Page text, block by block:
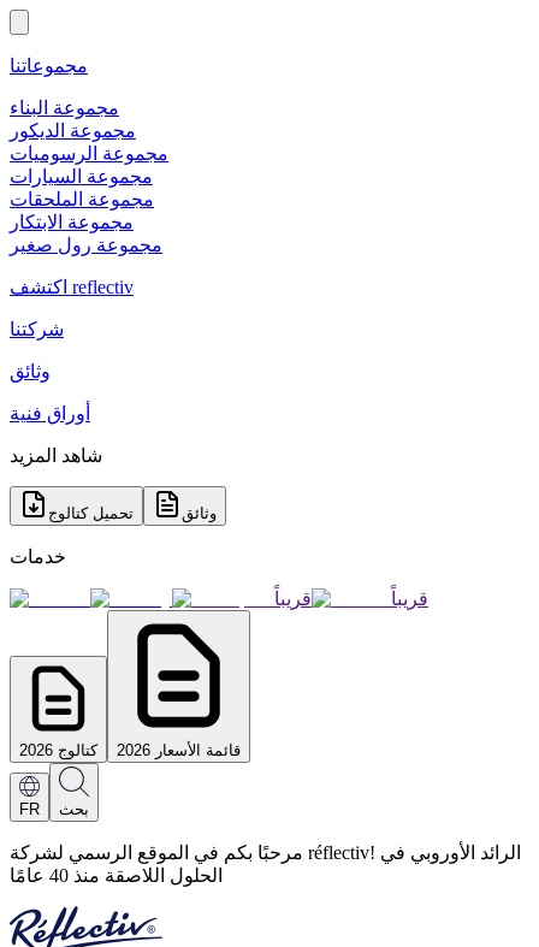
مجموعاتنا
مجموعة البناء
مجموعة الديكور
مجموعة الرسوميات
مجموعة السيارات
مجموعة الملحقات
مجموعة الابتكار
مجموعة رول صغير
اكتشف reflectiv
شركتنا
وثائق
أوراق فنية
شاهد المزيد
تحميل كتالوج وثائق
خدمات
قريباً قريباً
كتالوج 2026 قائمة الأسعار 2026
FR بحث
مرحبًا بكم في الموقع الرسمي لشركة réflectiv! الرائد الأوروبي في
الحلول اللاصقة منذ 40 عامًا